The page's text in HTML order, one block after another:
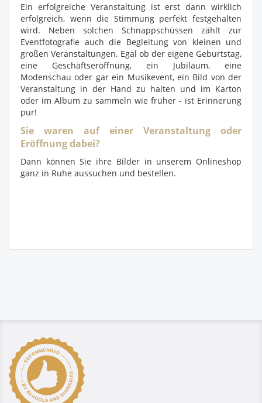
Ein erfolgreiche Veranstaltung ist erst dann wirklich
erfolgreich, wenn die Stimmung perfekt festgehalten
wird. Neben solchen Schnappschüssen zählt zur
Eventfotografie auch die Begleitung von kleinen und
großen Veranstaltungen. Egal ob der eigene Geburtstag,
eine Geschäftseröffnung, ein Jubiläum, eine
Modenschau oder gar ein Musikevent, ein Bild von der
Veranstaltung in der Hand zu halten und im Karton
oder im Album zu sammeln wie früher - ist Erinnerung
pur!
Sie waren auf einer Veranstaltung oder
Eröffnung dabei?
Dann können Sie ihre Bilder in unserem Onlineshop
ganz in Ruhe aussuchen und bestellen.